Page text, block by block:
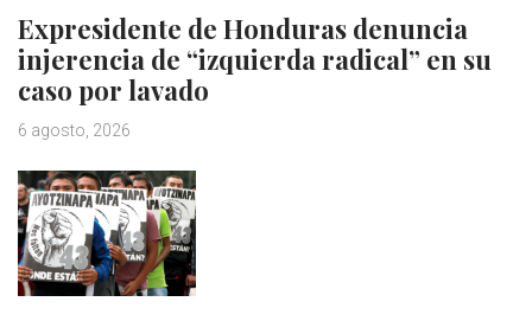
Expresidente de Honduras denuncia
injerencia de “izquierda radical” en su
caso por lavado
6 agosto, 2026